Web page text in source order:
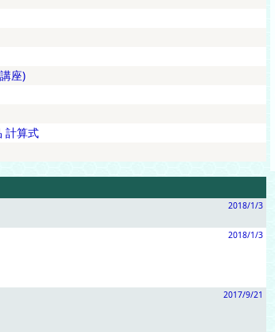
座)
計算式
2018/1/3
2018/1/3
2017/9/21